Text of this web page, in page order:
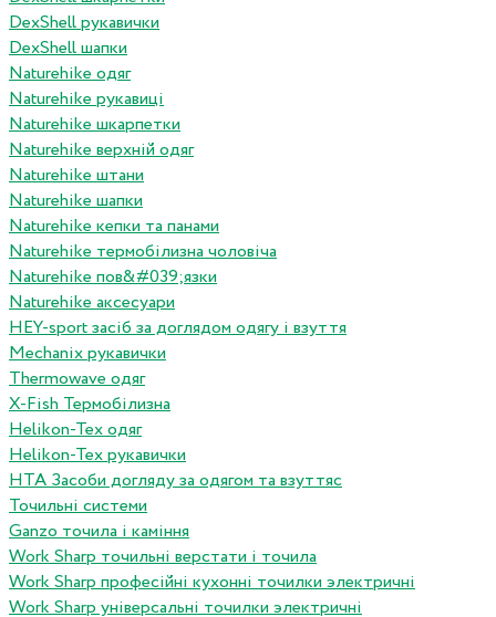
DexShell рукавички
DexShell шапки
Naturehike одяг
Naturehike рукавиці
Naturehike шкарпетки
Naturehike верхній одяг
Naturehike штани
Naturehike шапки
Naturehike кепки та панами
Naturehike термобілизна чоловіча
Naturehike пов&#039;язки
Naturehike аксесуари
HEY-sport засіб за доглядом одягу і взуття
Mechanix рукавички
Thermowave одяг
X-Fish Термобілизна
Helikon-Tex одяг
Helikon-Tex рукавички
HTA Засоби догляду за одягом та взуттяс
Точильні системи
Ganzo точила і каміння
Work Sharp точильні верстати і точила
Work Sharp професiйнi кухоннi точилки электричнi
Work Sharp унiверсальнi точилки электричнi